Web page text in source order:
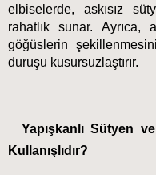
elbiselerde, askısız
rahatlık sunar. Ayrıca,
göğüslerin
duruşu kusursuzlaştırır.
Yapışkanlı Sütyen
Kullanışlıdır?